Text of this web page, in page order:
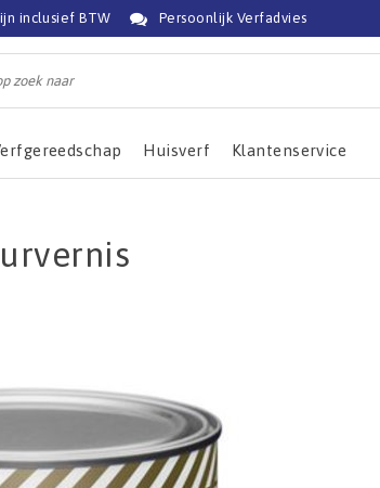
inclusief BTW Persoonlijk Verfadvies
Huisverf Klantenservice